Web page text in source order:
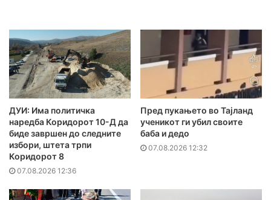
ДУИ: Има политичка
наредба Коридорот 10-Д да
биде завршен до следните
избори, штета трпи
Коридорот 8
07.08.2026 12:36
Пред пукањето во Тајланд
ученикот ги убил своите
баба и дедо
07.08.2026 12:32